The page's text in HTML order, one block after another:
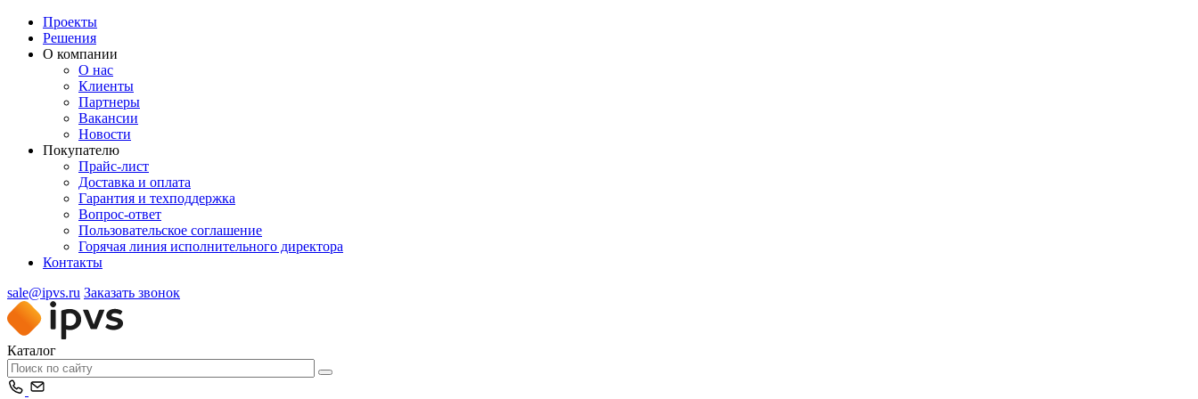
Проекты
Решения
О компании
О нас
Клиенты
Партнеры
Вакансии
Новости
Покупателю
Прайс-лист
Доставка и оплата
Гарантия и техподдержка
Вопрос-ответ
Пользовательское соглашение
Горячая линия исполнительного директора
Контакты
sale@ipvs.ru Заказать звонок
Каталог